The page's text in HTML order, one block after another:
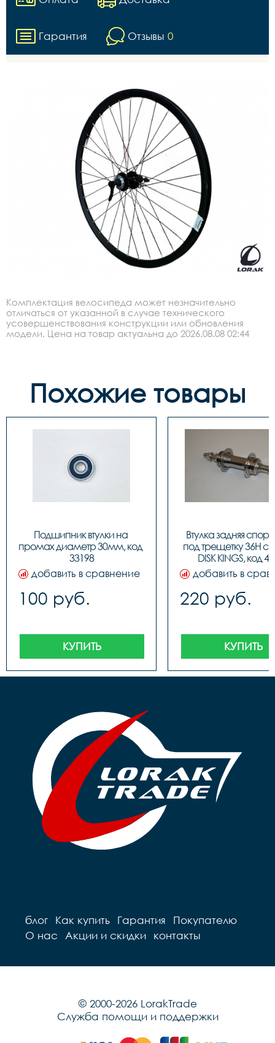
Гарантия Отзывы 0
Комплектация велосипеда может незначительно
отличаться от указанной в случае технического
усовершенствования конструкции или обновления
модели. Цена на товар актуальна до 2026.08.08 02:44
Похожие товары
Подшипник втулки на
промах диаметр 30мм, код
33198
добавить в сравнение
100 руб.
КУПИТЬ
Втулка задняя спорт
под трещетку 36H с
DISK KINGS, код
добавить в
220 руб.
КУПИТЬ
блог Как купить Гарантия
Покупателю
О нас
Акции и скидки контакты
© 2000-2026 LorakTrade
Служба помощи и поддержки